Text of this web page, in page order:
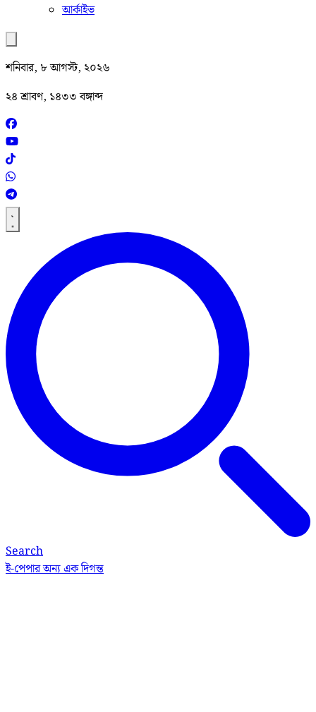
আর্কাইভ
শনিবার, ৮ আগস্ট, ২০২৬
২৪ শ্রাবণ, ১৪৩৩ বঙ্গাব্দ
Search
ই-পেপারঅন্য এক দিগন্ত